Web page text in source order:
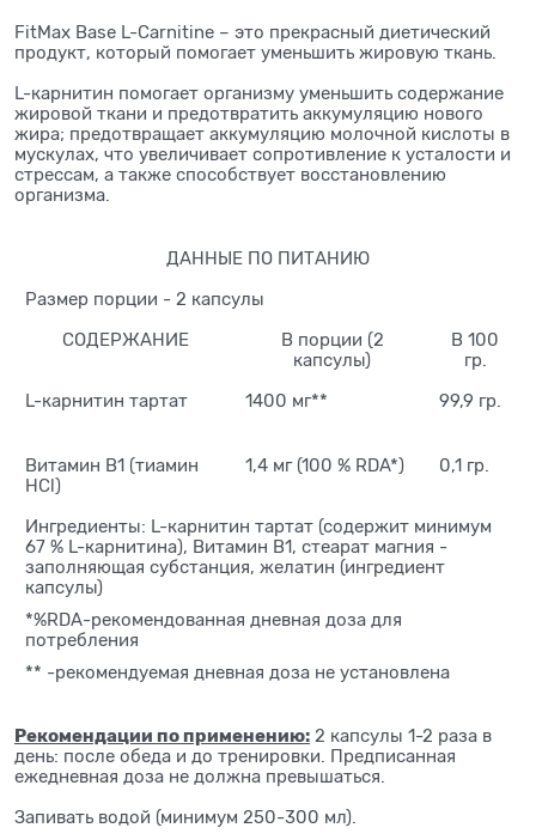
FitMax Base L-Carnitine – это прекрасный диетический
продукт, который помогает уменьшить жировую ткань.
L-карнитин помогает организму уменьшить содержание
жировой ткани и предотвратить аккумуляцию нового
жира; предотвращает аккумуляцию молочной кислоты в
мускулах, что увеличивает сопротивление к усталости и
стрессам, а также способствует восстановлению
организма.
ДАННЫЕ ПО ПИТАНИЮ
Размер порции - 2 капсулы
СОДЕРЖАНИЕ
В порции (2
капсулы)
В 100
гр.
L-карнитин тартат
Витамин В1 (тиамин
НСl)
1400 мг**
1,4 мг (100 % RDA*)
99,9 гр.
0,1 гр.
Ингредиенты: L-карнитин тартат (содержит минимум
67 % L-карнитина), Витамин В1, стеарат магния -
заполняющая субстанция, желатин (ингредиент
капсулы)
*%RDA-рекомендованная дневная доза для
потребления
** -рекомендуемая дневная доза не установлена
Рекомендации по применению: 2 капсулы 1-2 раза в
день: после обеда и до тренировки. Предписанная
ежедневная доза не должна превышаться.
Запивать водой (минимум 250-300 мл).